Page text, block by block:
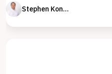
Stephen Konsultan Properti